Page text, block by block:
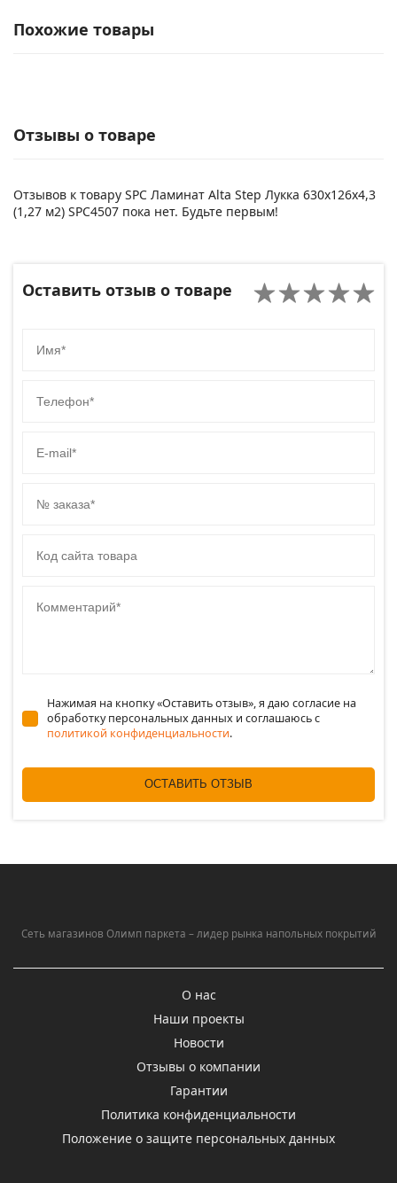
Похожие товары
Отзывы о товаре
Отзывов к товару SPC Ламинат Alta Step Лукка 630x126x4,3
(1,27 м2) SPC4507 пока нет. Будьте первым!
Оставить отзыв о товаре
Нажимая на кнопку «Оставить отзыв», я даю согласие на
обработку персональных данных и соглашаюсь c
политикой конфиденциальности.
ОСТАВИТЬ ОТЗЫВ
Сеть магазинов Олимп паркета – лидер рынка напольных покрытий
О нас
Наши проекты
Новости
Отзывы о компании
Гарантии
Политика конфиденциальности
Положение о защите персональных данных